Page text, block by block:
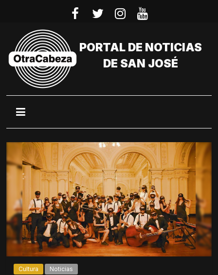
PORTAL DE NOTICIAS
DE SAN JOSÉ
Cultura Noticias